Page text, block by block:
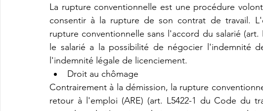
La rupture conventionnelle est une procédure
consentir à la rupture de son contrat de travail.
rupture conventionnelle sans l'accord du salarié
le salarié a la possibilité de négocier l'indemnité
l'indemnité légale de licenciement.
Droit au chômage
Contrairement à la démission, la rupture
retour à l'emploi (ARE) (art. L5422-1 du Code du